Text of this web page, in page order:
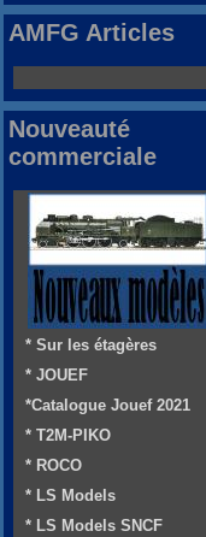
AMFG Articles
Nouveauté
commerciale
* Sur les étagères
* JOUEF
*Catalogue Jouef 2021
* T2M-PIKO
* ROCO
* LS Models
* LS Models SNCF